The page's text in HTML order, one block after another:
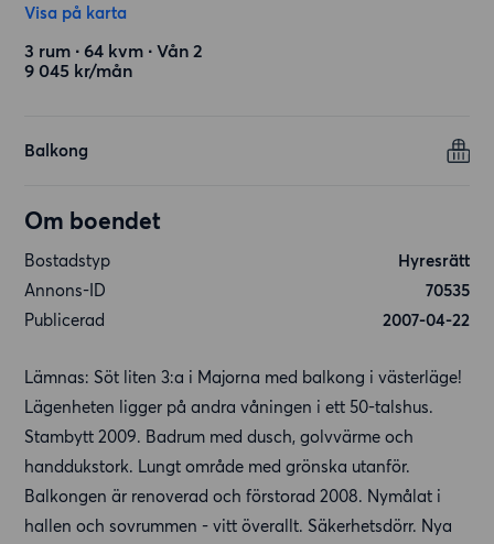
Visa på karta
3 rum ∙ 64 kvm ∙ Vån 2
9 045 kr/mån
Balkong
Om boendet
Bostadstyp
Hyresrätt
Annons-ID
70535
Publicerad
2007-04-22
Lämnas: Söt liten 3:a i Majorna med balkong i västerläge!
Lägenheten ligger på andra våningen i ett 50-talshus.
Stambytt 2009. Badrum med dusch, golvvärme och
handdukstork. Lungt område med grönska utanför.
Balkongen är renoverad och förstorad 2008. Nymålat i
hallen och sovrummen - vitt överallt. Säkerhetsdörr. Nya